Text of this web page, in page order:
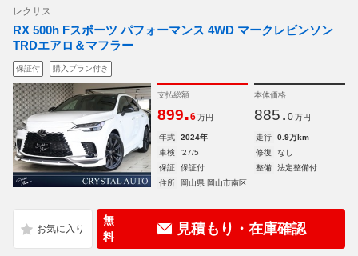
レクサス
RX 500h Fスポーツ パフォーマンス 4WD マークレビンソン
TRDエアロ＆マフラー
保証付 購入プラン付き
支払総額
899.6 万円
本体価格
885. 0 万円
年式 2024年 走行
0.9万km
車検
'27/5 修復
なし
保証
保証付 整備
法定整備付
住所
岡山県 岡山市南区
無
料
見積もり・在庫確認